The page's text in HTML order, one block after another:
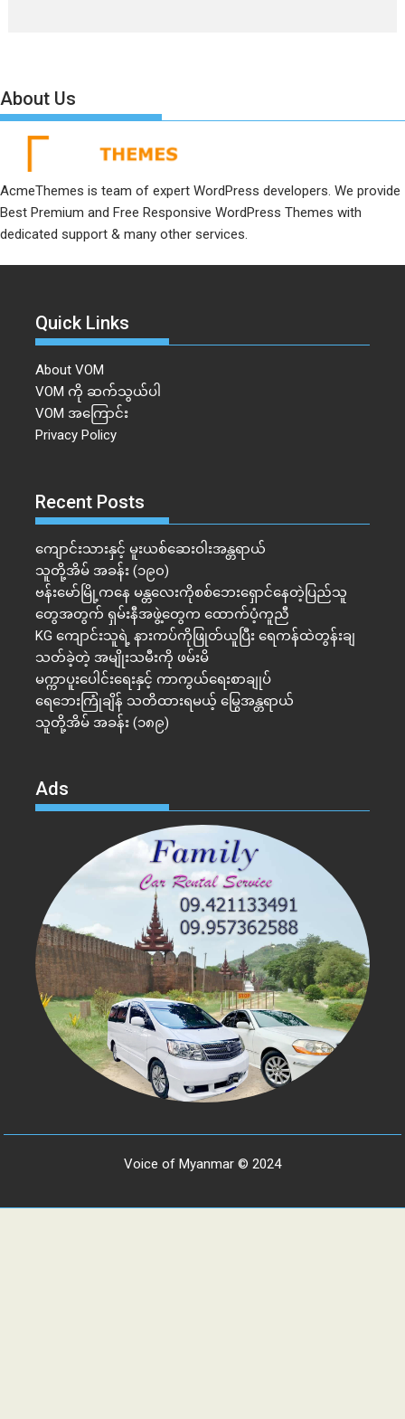
About Us
AcmeThemes is team of expert WordPress developers. We provide
Best Premium and Free Responsive WordPress Themes with
dedicated support & many other services.
Quick Links
About VOM
VOM ကို ဆက်သွယ်ပါ
VOM အကြောင်း
Privacy Policy
Recent Posts
ကျောင်းသားနှင့် မူးယစ်ဆေးဝါးအန္တရာယ်
သူတို့အိမ် အခန်း (၁၉၀)
ဗန်းမော်မြို့ကနေ မန္တလေးကိုစစ်ဘေးရှောင်နေတဲ့ပြည်သူ
တွေအတွက် ရှမ်းနီအဖွဲ့တွေက ထောက်ပံ့ကူညီ
KG ကျောင်းသူရဲ့ နားကပ်ကိုဖြုတ်ယူပြီး ရေကန်ထဲတွန်းချ
သတ်ခဲ့တဲ့ အမျိုးသမီးကို ဖမ်းမိ
မက္ကာပူးပေါင်းရေးနှင့် ကာကွယ်ရေးစာချုပ်
ရေဘေးကြုံချိန် သတိထားရမယ့် မြွေအန္တရာယ်
သူတို့အိမ် အခန်း (၁၈၉)
Ads
Voice of Myanmar © 2024